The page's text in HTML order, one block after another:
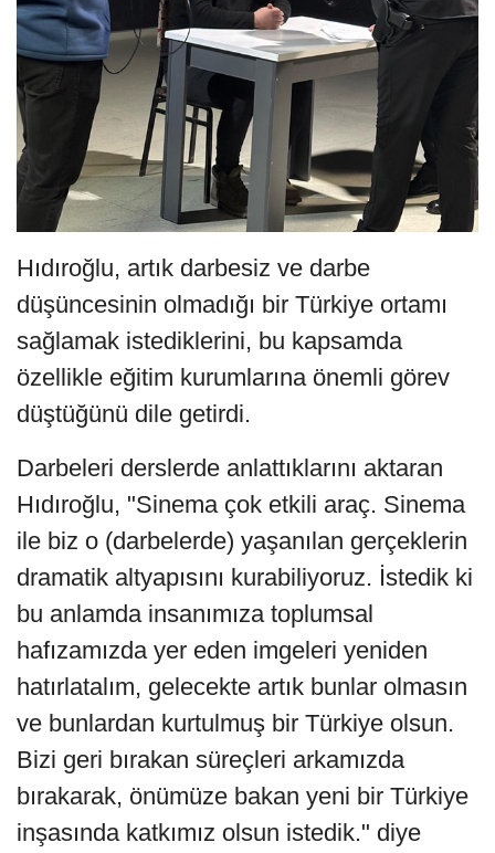
Hıdıroğlu, artık darbesiz ve darbe
düşüncesinin olmadığı bir Türkiye ortamı
sağlamak istediklerini, bu kapsamda
özellikle eğitim kurumlarına önemli görev
düştüğünü dile getirdi.
Darbeleri derslerde anlattıklarını aktaran
Hıdıroğlu, "Sinema çok etkili araç. Sinema
ile biz o (darbelerde) yaşanılan gerçeklerin
dramatik altyapısını kurabiliyoruz. İstedik ki
bu anlamda insanımıza toplumsal
hafızamızda yer eden imgeleri yeniden
hatırlatalım, gelecekte artık bunlar olmasın
ve bunlardan kurtulmuş bir Türkiye olsun.
Bizi geri bırakan süreçleri arkamızda
bırakarak, önümüze bakan yeni bir Türkiye
inşasında katkımız olsun istedik." diye